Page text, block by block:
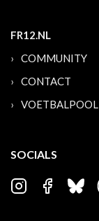
FR12.NL
COMMUNITY
CONTACT
VOETBALPOOL
SOCIALS